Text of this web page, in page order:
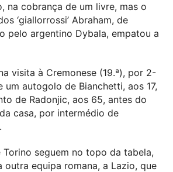
na cobrança de um livre, mas o
‘giallorrossi’ Abraham, de
pelo argentino Dybala, empatou a
visita à Cremonese (19.ª), por 2-
um autogolo de Bianchetti, aos 17,
de Radonjic, aos 65, antes do
casa, por intermédio de
Torino seguem no topo da tabela,
outra equipa romana, a Lazio, que